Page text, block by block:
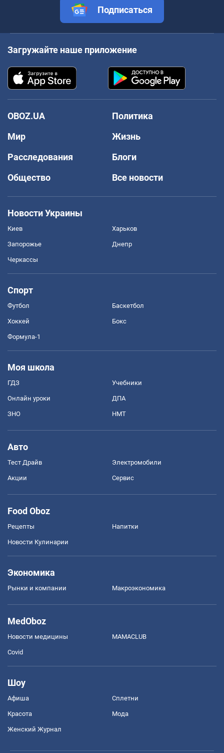
Подписаться
Загружайте наше приложение
OBOZ.UA
Политика
Мир
Жизнь
Расследования
Блоги
Общество
Все новости
Новости Украины
Киев Харьков
Запорожье Днепр
Черкассы
Спорт
Футбол Баскетбол
Хоккей Бокс
Формула-1
Моя школа
ГДЗ Учебники
Онлайн уроки ДПА
ЗНО НМТ
Авто
Тест Драйв Электромобили
Акции Сервис
Food Oboz
Рецепты Напитки
Новости Кулинарии
Экономика
Рынки и компании Mакроэкономика
MedOboz
Новости медицины MAMACLUB
Covid
Шоу
Афиша Сплетни
Красота Мода
Женский Журнал